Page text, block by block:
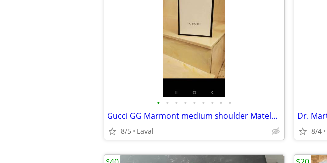
• • • • • • • • •
Gucci GG Marmont medium shoulder Matelassé
8/5 Laval 8/4